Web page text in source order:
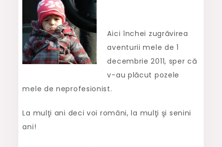
Aici închei zugrăvirea
aventurii mele de 1
decembrie 2011, sper că
v-au plăcut pozele
mele de neprofesionist.
La mulţi ani deci voi români, la mulţi şi senini
ani!